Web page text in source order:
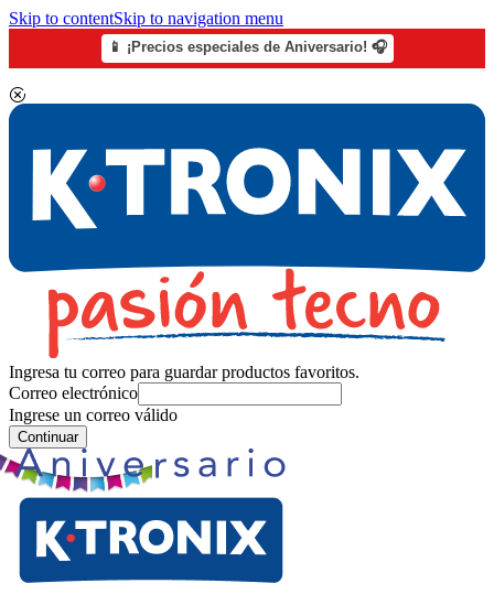
Skip to contentSkip to navigation menu
📱 ¡Precios especiales de Aniversario! 🎧
Ingresa tu correo para guardar productos favoritos.
Correo electrónico
Ingrese un correo válido
Continuar